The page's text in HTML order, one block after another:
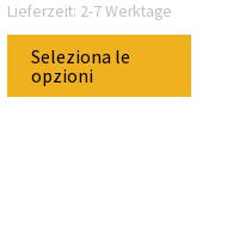
Lieferzeit: 2-7 Werktage
Seleziona le
opzioni